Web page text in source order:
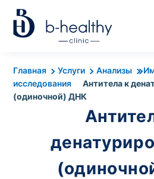
Главная Услуги Анализы
исследования
Антитела к
(одиночной) ДНК
Анализы
* Оплачивается дополнительно
анализа):
Стоимость забора крови
Стоимость забора